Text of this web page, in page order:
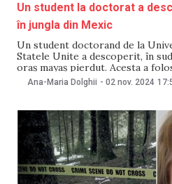
Un student la doctorat a
în jungla din Mexic
Un student doctorand de la
Statele Unite a descoperit, în
oraș mayaș pierdut. Acesta a
avion, transmite Libertatea.
sondajul pe pagina 16 a unei
Ana-Maria Dolghii - 02 nov. 2024